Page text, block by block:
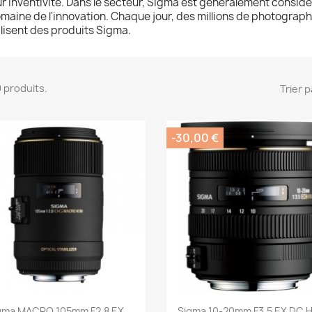
de l'innovation. Chaque jour, des millions de
des produits Sigma.
produits. Trier
Aperçu rapide Aperçu rapide
-30,00 €